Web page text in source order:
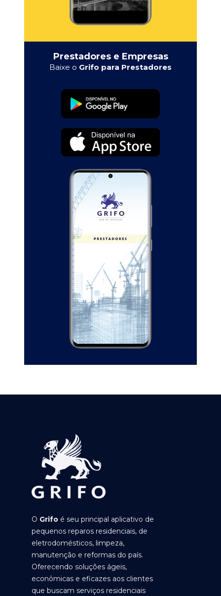
Prestadores e Empresas
Baixe o Grifo para Prestadores
O Grifo é seu principal aplicativo de
pequenos reparos residenciais, de
eletrodomésticos, limpeza,
manutenção e reformas do país.
Oferecendo soluções ágeis,
econômicas e eficazes aos clientes
que buscam serviços residenciais